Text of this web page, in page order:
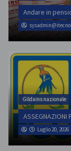
Andare in
Gildains nazionale
ASSEGNAZIONI
Luglio 20, 2026